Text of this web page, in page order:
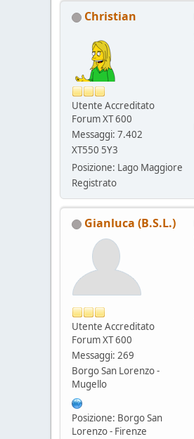
Christian
Utente Accreditato
Forum XT 600
Messaggi: 7.402
XT550 5Y3
Posizione: Lago Maggiore
Registrato
Gianluca (B.S.L.)
Utente Accreditato
Forum XT 600
Messaggi: 269
Borgo San Lorenzo -
Mugello
Posizione: Borgo San
Lorenzo - Firenze